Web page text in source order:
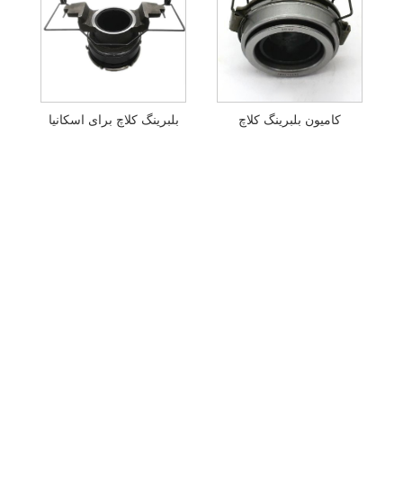
بلبرینگ کلاچ برای اسکانیا کامیون بلبرینگ کلاچ